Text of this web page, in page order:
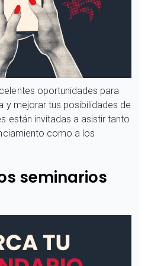
oportunidades para
y mejorar tus posibilidades de
están invitadas a asistir tanto
como a los
seminarios